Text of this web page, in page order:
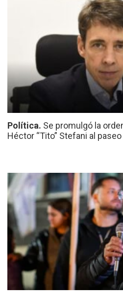
Política. Se promulgó la
Héctor “Tito” Stefani al